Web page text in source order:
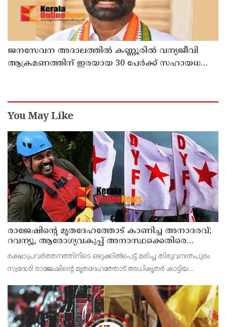
ജനസേവന അദാലത്തിൽ കണ്ണൂരിൽ വന്യജീവി
ആക്രമണത്തിന് ഇരയായ 30 പേർക്ക് സഹായധനം
You May Like
രാജേഷിന്റെ മൃതദേഹത്തോട് കാണിച്ച അനാദരവ്;
റവന്യൂ, ആരോഗ്യവകുപ്പ് അനാസ്ഥക്കെതിരെ
കടുത്ത നടപടി വേണം; ഡിവൈഎഫ്ഐ
ശക്തമായ പ്രതിഷേധത്തിലേക്ക്
രക്ഷാപ്രവർത്തനത്തിനിടെ ഒഴുക്കിൽപെട്ട് മരിച്ച തിരുവനന്തപുരം
സ്വദേശി രാജേഷിന്റെ മൃതദേഹത്തോട് അധികൃതർ കാട്ടിയ
കണ്ണൂർ ജില്ലാ സെക്രട്ടറിയേറ്റ് ശക്തമായി പ്രതിഷേധിക്ക